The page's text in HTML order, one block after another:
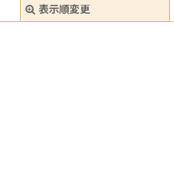
表示順変更